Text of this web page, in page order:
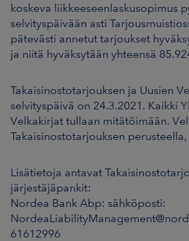
koskeva liikkeeseenlaskusopimus
selvityspäivään asti
pätevästi annetut tarjoukset
ja niitä hyväksytään yhteensä
Takaisinostotarjouksen ja Uusien
selvityspäivä on 24.3.2021. Kaikki
Velkakirjat tullaan mitätöimään.
Takaisinostotarjouksen
Lisätietoja antavat
järjestäjäpankit:
Nordea Bank Abp: sähköposti:
61612996